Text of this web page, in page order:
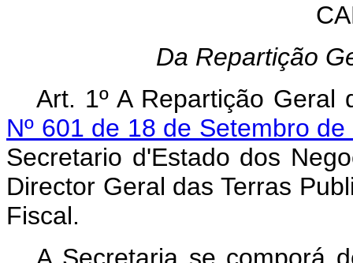
Da Repartição
Art. 1º A Repartição
Nº 601 de 18 de Setembro
Secretario d'Estado dos
Director Geral das Terras
Fiscal.